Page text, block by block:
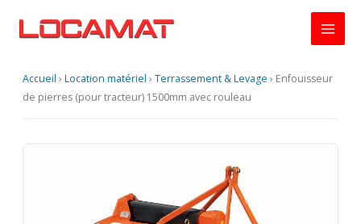
Accueil › Location matériel › Terrassement & Levage › Enfouisseur
de pierres (pour tracteur) 1500mm avec rouleau